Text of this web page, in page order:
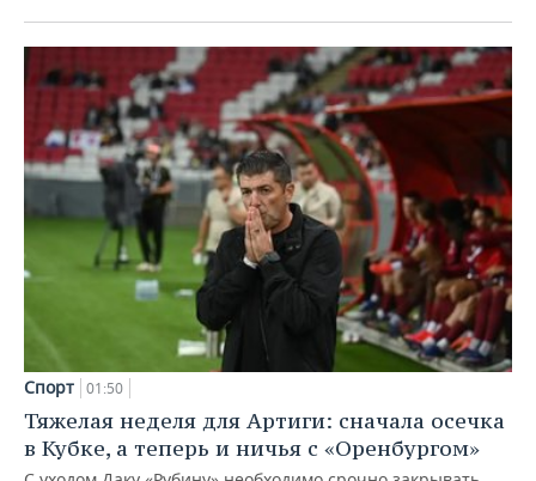
Спорт 01:50
Тяжелая неделя для Артиги: сначала осечка
в Кубке, а теперь и ничья с «Оренбургом»